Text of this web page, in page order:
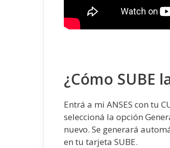
¿Cómo SUBE
Entrá a mi ANSES con tu
seleccioná la opción
nuevo. Se generará
en tu tarjeta SUBE.